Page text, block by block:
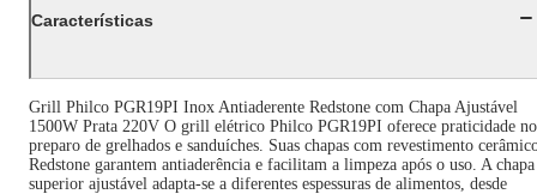
Características
Grill Philco PGR19PI Inox Antiaderente Redstone com Chapa Ajustável
1500W Prata 220V O grill elétrico Philco PGR19PI oferece praticidade no
preparo de grelhados e sanduíches. Suas chapas com revestimento
Redstone garantem antiaderência e facilitam a limpeza após o uso. A chapa
superior ajustável adapta-se a diferentes espessuras de alimentos, desde